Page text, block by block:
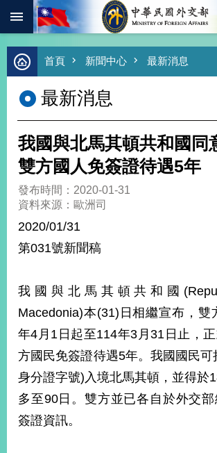
跳到主要內容區塊
進
階
尋
熱
總
合
外
價
外
交
經
濟
不
落
國
海
首頁 新聞中心 最新消息
最新消息
我國與北馬其頓共和國同
雙方國人免簽證待遇5年
發布時間：2020-01-31
資料來源：歐洲司
2020/01/31
第031號新聞稿
我國與北馬其頓共和國
Macedonia)本(31)日相繼宣布，雙
年4月1日起至114年3月31日止，
方國民免簽證待遇5年。我國國民可
身分證字號)入境北馬其頓，並得於
多至90日。雙方並已各自於外交
簽證資訊。